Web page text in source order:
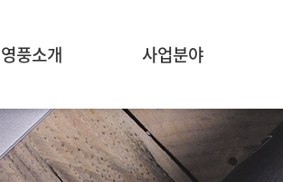
영풍소개 사업분야